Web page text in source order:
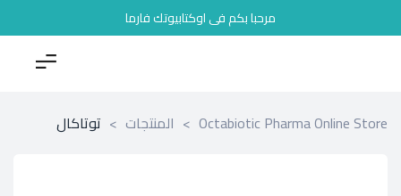
مرحبا بكم فى اوكتابيوتك فارما
Octabiotic Pharma Online Store
> المنتجات > توتاكال